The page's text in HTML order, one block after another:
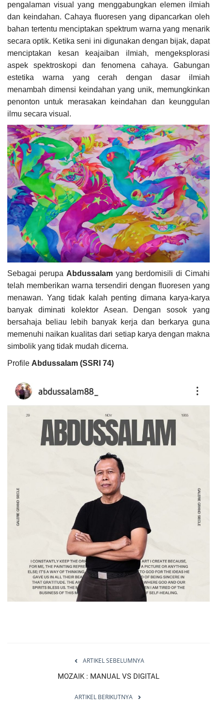
pengalaman visual yang menggabungkan elemen ilmiah
dan keindahan. Cahaya fluoresen yang dipancarkan oleh
bahan tertentu menciptakan spektrum warna yang menarik
secara optik. Ketika seni ini digunakan dengan bijak, dapat
menciptakan kesan keajaiban ilmiah, mengeksplorasi
aspek spektroskopi dan fenomena cahaya. Gabungan
estetika warna yang cerah dengan dasar ilmiah
menambah dimensi keindahan yang unik, memungkinkan
penonton untuk merasakan keindahan dan keunggulan
ilmu secara visual.
Sebagai perupa Abdussalamyang berdomisili di Cimahi
telah memberikan warna tersendiri dengan fluoresen yang
menawan. Yang tidak kalah penting dimana karya-karya
banyak diminati kolektor Asean. Dengan sosok yang
bersahaja beliau lebih banyak kerja dan berkarya guna
memenuhi naikan kualitas dari setiap karya dengan makna
simbolik yang tidak mudah dicerna.
Profile Abdussalam (SSRI 74)
ARTIKEL SEBELUMNYA
MOZAIK : MANUAL VS DIGITAL
ARTIKEL BERIKUTNYA